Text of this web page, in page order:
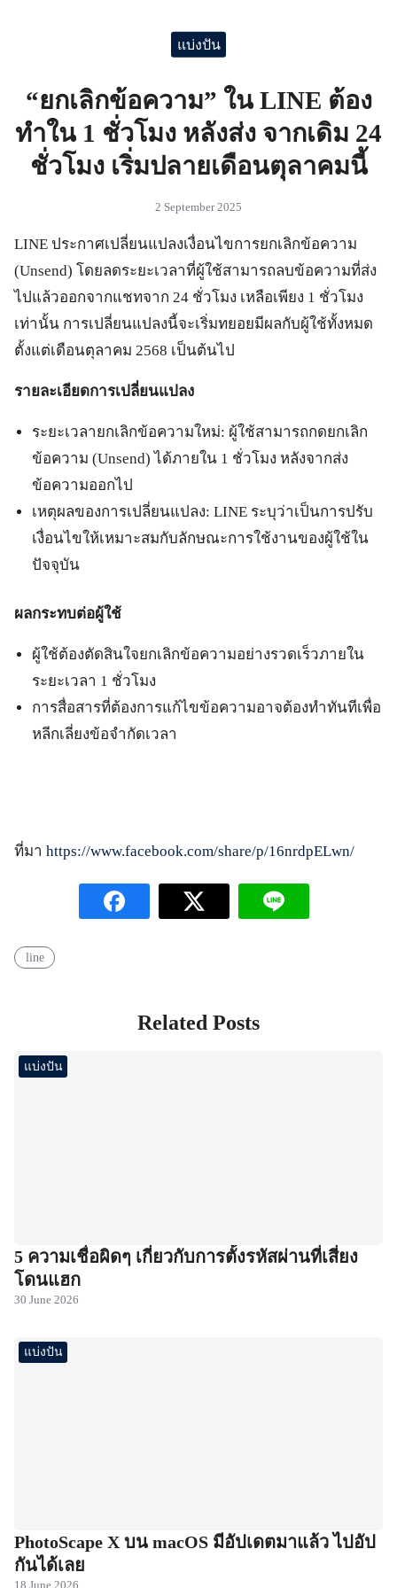
แบ่งปัน
“ยกเลิกข้อความ” ใน LINE ต้อง
ทำใน 1 ชั่วโมง หลังส่ง จากเดิม 24
ชั่วโมง เริ่มปลายเดือนตุลาคมนี้
2 September 2025
LINE ประกาศเปลี่ยนแปลงเงื่อนไขการยกเลิกข้อความ
(Unsend) โดยลดระยะเวลาที่ผู้ใช้สามารถลบข้อความที่ส่ง
ไปแล้วออกจากแชทจาก 24 ชั่วโมง เหลือเพียง 1 ชั่วโมง
เท่านั้น การเปลี่ยนแปลงนี้จะเริ่มทยอยมีผลกับผู้ใช้ทั้งหมด
ตั้งแต่เดือนตุลาคม 2568 เป็นต้นไป
รายละเอียดการเปลี่ยนแปลง
ระยะเวลายกเลิกข้อความใหม่: ผู้ใช้สามารถกดยกเลิก
ข้อความ (Unsend) ได้ภายใน 1 ชั่วโมง หลังจากส่ง
ข้อความออกไป
เหตุผลของการเปลี่ยนแปลง: LINE ระบุว่าเป็นการปรับ
เงื่อนไขให้เหมาะสมกับลักษณะการใช้งานของผู้ใช้ใน
ปัจจุบัน
ผลกระทบต่อผู้ใช้
ผู้ใช้ต้องตัดสินใจยกเลิกข้อความอย่างรวดเร็วภายใน
ระยะเวลา 1 ชั่วโมง
การสื่อสารที่ต้องการแก้ไขข้อความอาจต้องทำทันทีเพื่อ
หลีกเลี่ยงข้อจำกัดเวลา
ที่มา https://www.facebook.com/share/p/16nrdpELwn/
line
Related Posts
แบ่งปัน
5 ความเชื่อผิดๆ เกี่ยวกับการตั้งรหัสผ่านที่เสี่ยง
โดนแฮก
30 June 2026
แบ่งปัน
PhotoScape X บน macOS มีอัปเดตมาแล้ว ไปอัป
กันได้เลย
18 June 2026